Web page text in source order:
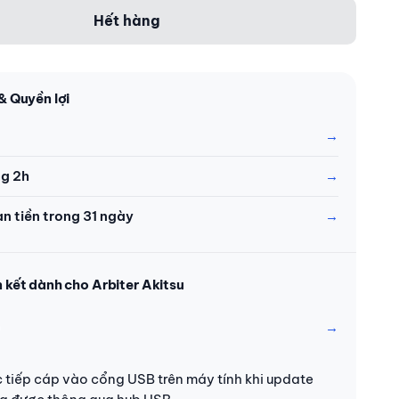
Hết hàng
Quyền lợi
2h
tiền trong 31 ngày
kết dành cho Arbiter Akitsu
tiếp cáp vào cổng USB trên máy tính khi update